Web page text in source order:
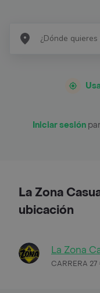
Iniciar sesión
La Zona
ubicación
La Zona
CARRERA